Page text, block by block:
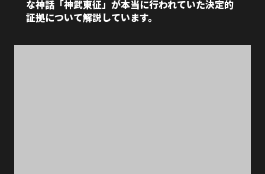
な神話「神武東征」が本当に行われていた決定的
証拠について解説しています。